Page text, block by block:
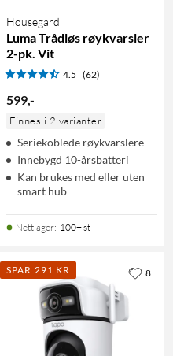
Housegard
Luma Trådløs røykvarsler
2-pk. Vit
4.5 (62)
599,-
Finnes i 2 varianter
Seriekoblede røykvarslere
Innebygd 10-årsbatteri
Kan brukes med eller uten
smart hub
Nettlager: 100+ st
SPAR 291 KR 8